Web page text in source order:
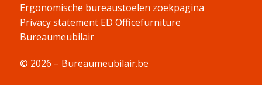
Ergonomische bureaustoelen zoekpagina
Privacy statement ED Officefurniture
Bureaumeubilair
© 2026 – Bureaumeubilair.be